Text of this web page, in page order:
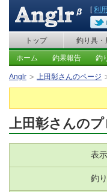
[利
トップ 釣り具・
ホーム 釣果報告 釣
Anglr 上田彰さんのページ
上田彰さんの
表
釣